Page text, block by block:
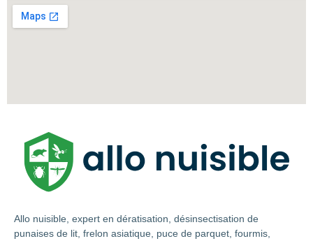
Allo nuisible, expert en dératisation, désinsectisation de
punaises de lit, frelon asiatique, puce de parquet, fourmis,